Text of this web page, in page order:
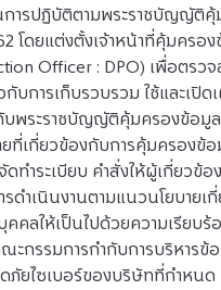
การปฏิบัติตามพระราชบัญญัติ
โดยแต่งตั้งเจ้าหน้าที่คุ้มครอ
Officer : DPO) เพื่อตรว
บการเก็บรวบรวม ใช้และเปิ
พระราชบัญญัติคุ้มครองข้อมู
ที่เกี่ยวข้องกับการคุ้มครองข้
ทำระเบียบ คำสั่งให้ผู้เกี่ยวข้อ
ดำเนินงานตามแนวนโยบายเ
คลให้เป็นไปด้วยความเรียบร้
ะกรรมการกำกับการบริหาร
ภัยไซเบอร์ของบริษัทที่กำหนด